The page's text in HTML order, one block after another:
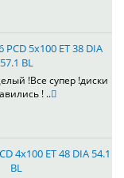
PCD 5x100 ET 38 DIA
57.1 BL
!Все супер !диски
! ..
4x100 ET 48 DIA 54.1
BL